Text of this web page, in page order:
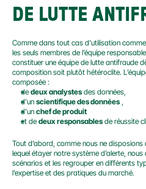
DE LUTTE
Comme dans tout cas d’utilisation
les seuls membres de l’équipe
constituer une équipe de lutte antifraude
composition soit plutôt hétéroclite.
composée :
de deux analystes des données,
d’un scientifique des données ,
d’un chef de produit
et de deux responsables de réussite
Tout d’abord, comme nous ne
lequel étayer notre système d’alerte,
scénarios et les regrouper en différents
l’expertise et des pratiques du marché.